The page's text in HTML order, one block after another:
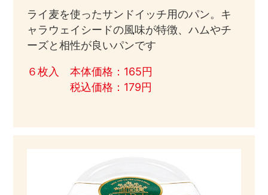
ライ麦を使ったサンドイッチ用のパン。キ
ャラウェイシードの風味が特徴、ハムやチ
ーズと相性が良いパンです
６枚入 本体価格：165円
税込価格：179円